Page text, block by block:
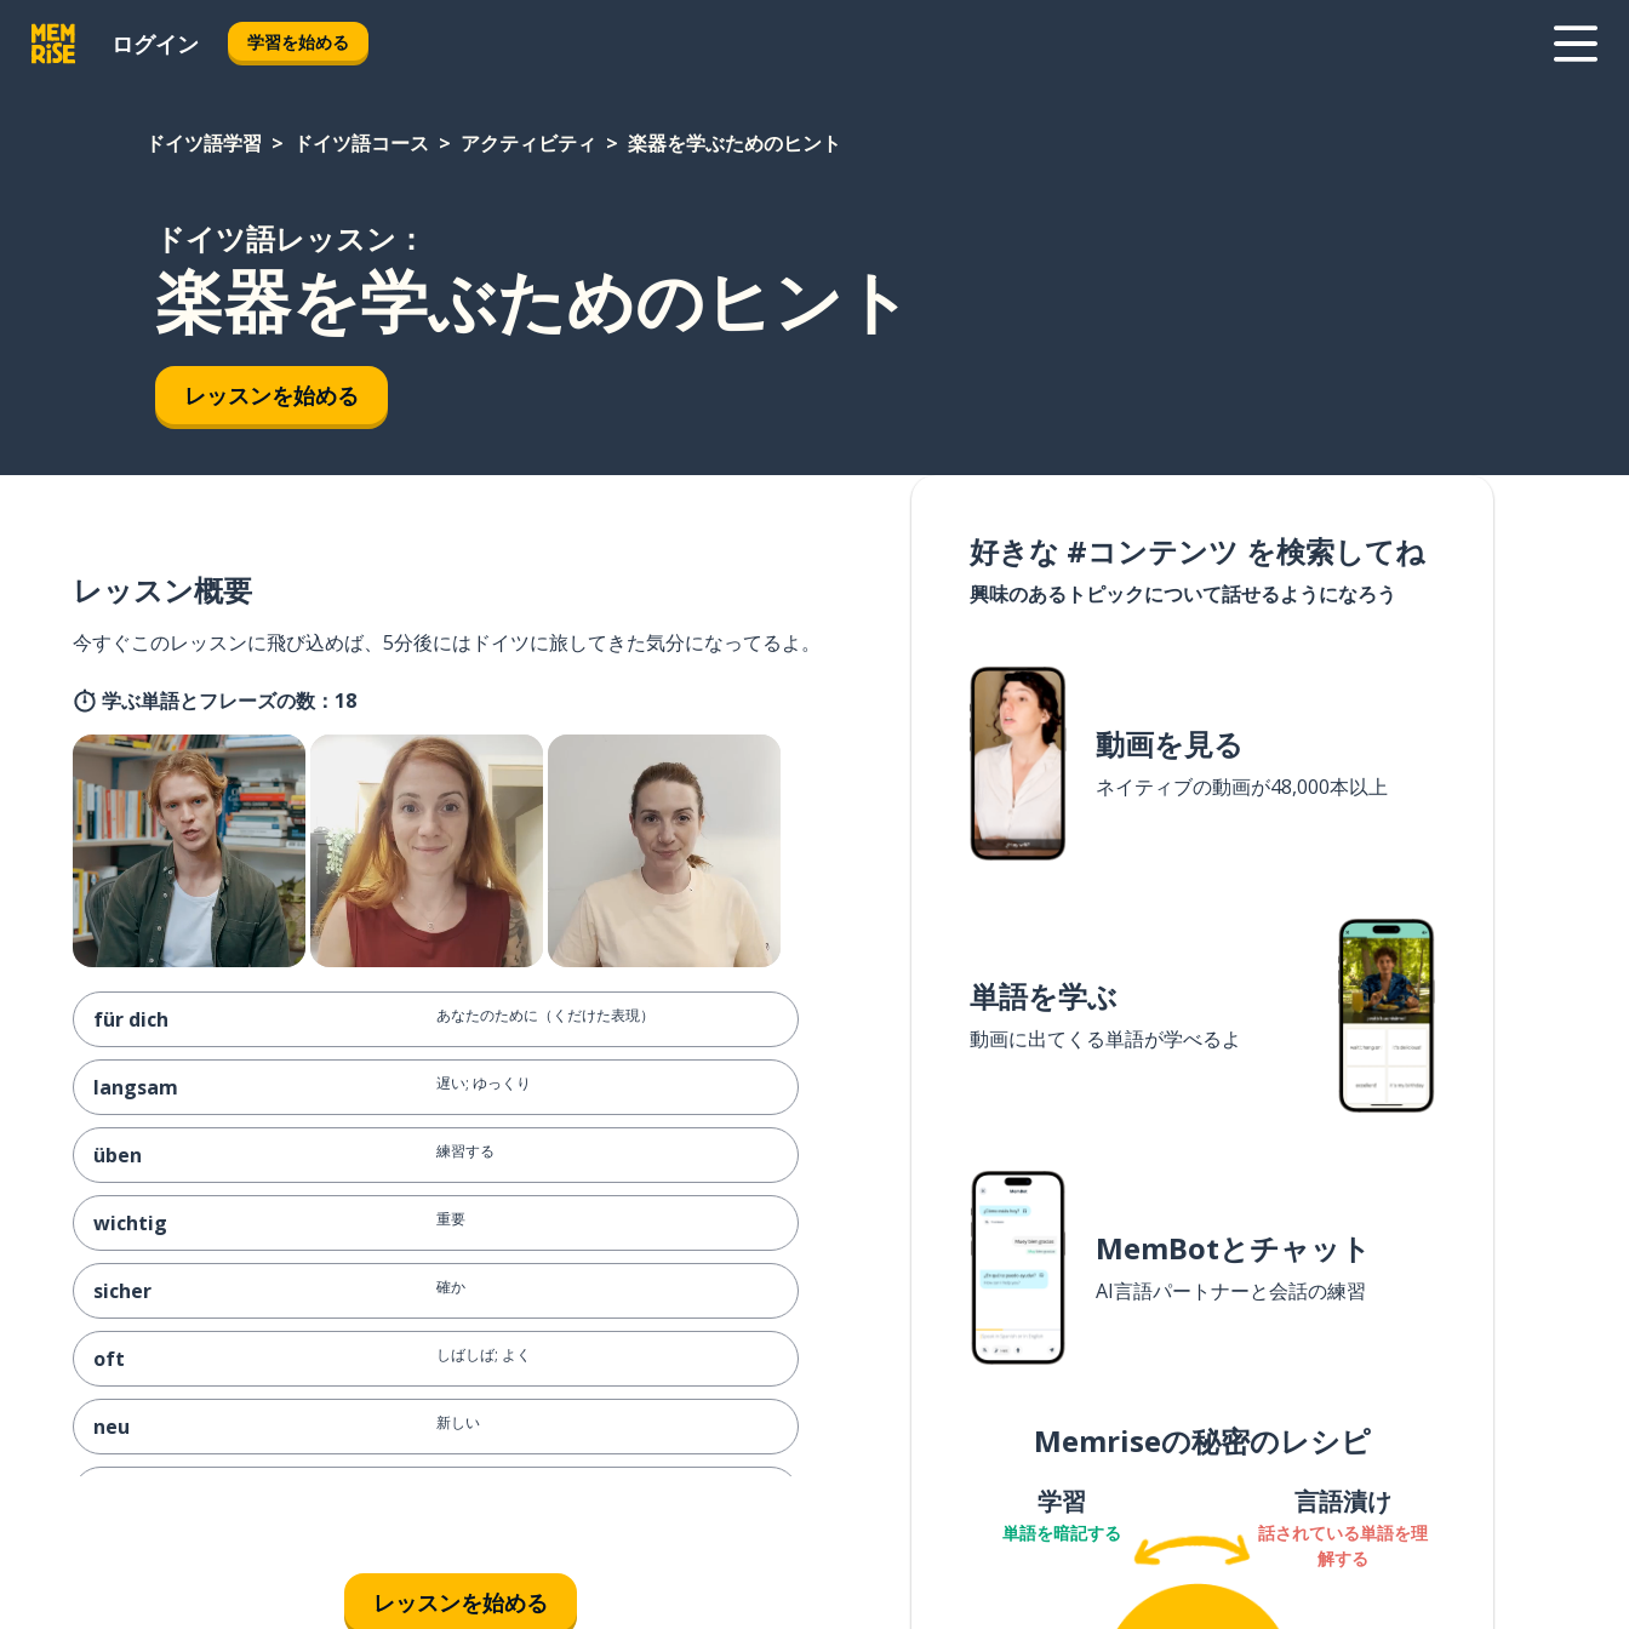
ログイン 学習を始める
ドイツ語学習 ドイツ語コース アクティビティ 楽器を学ぶためのヒント
ドイツ語レッスン：
楽器を学ぶためのヒント
レッスンを始める
レッスン概要
今すぐこのレッスンに飛び込めば、5分後にはドイツに旅してきた気分になってるよ。
学ぶ単語とフレーズの数：18
für dich あなたのために（くだけた表現）
langsam 遅い; ゆっくり
üben 練習する
wichtig 重要
sicher 確か
oft しばしば; よく
neu 新しい
レッスンを始める
好きな #コンテンツ を検索してね
興味のあるトピックについて話せるようになろう
動画を見る
ネイティブの動画が48,000本以上
単語を学ぶ
動画に出てくる単語が学べるよ
MemBotとチャット
AI言語パートナーと会話の練習
Memriseの秘密のレシピ
学習
単語を暗記する
言語漬け
話されている単語を理
解する